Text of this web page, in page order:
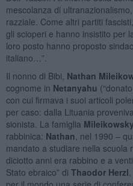
mescolanza di
razziale. Come altri partiti
gli scioperi e hanno insistito per
loro posto hanno proposto
italiano…”.
Il nonno di Bibi, Nathan
cognome in Netanyahu
con cui firmava i suoi articoli
per caso: dalla Lituania
sionista. La famiglia Mileikowsky
rabbinica: Nathan , nel 1990 –
mandato a studiare nella scuola
diciotto anni era rabbino e a
Stato ebraico” di Thaodor Herzl